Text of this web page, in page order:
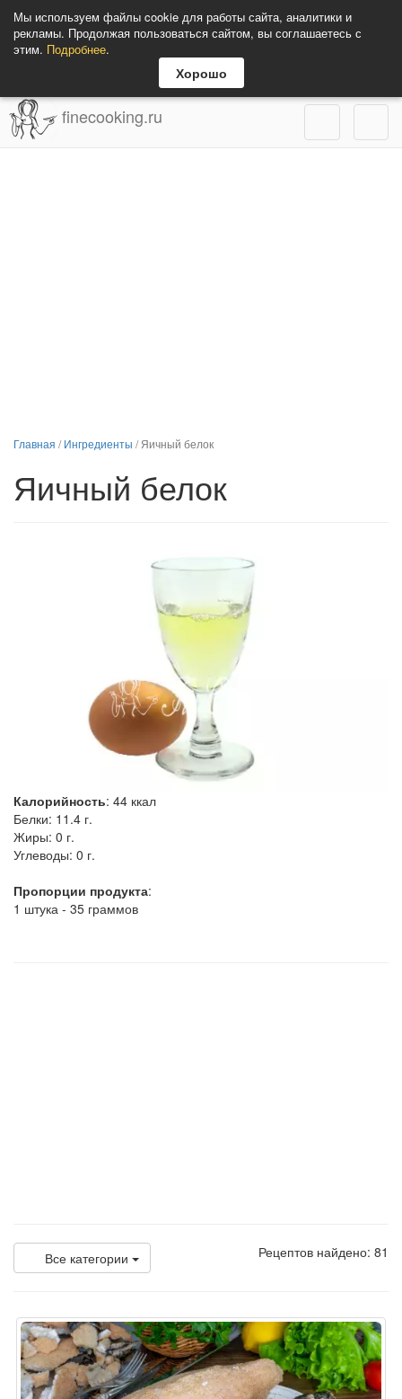
Мы используем файлы cookie для работы сайта, аналитики и
рекламы. Продолжая пользоваться сайтом, вы соглашаетесь с
этим. Подробнее.
Хорошо
finecooking.ru
Главная /Ингредиенты /Яичный белок
Яичный белок
Калорийность: 44 ккал
Белки: 11.4 г.
Жиры: 0 г.
Углеводы: 0 г.
Пропорции продукта:
1 штука - 35 граммов
Все категории Рецептов найдено: 81